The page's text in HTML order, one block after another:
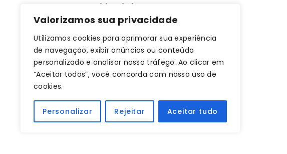
Valorizamos sua privacidade
Utilizamos cookies para aprimorar sua experiência
de navegação, exibir anúncios ou conteúdo
personalizado e analisar nosso tráfego. Ao clicar em
“Aceitar todos”, você concorda com nosso uso de
cookies.
Personalizar Rejeitar Aceitar tudo
Contato – Filial Ijuí
Rua 14 de julho 190, sala 01
Centro, Ijuí, RS, 98700-000
(55) 93619-1709
lacoslageanos@hotmail.co
m
CNPJ: 33.470.401/0001-64